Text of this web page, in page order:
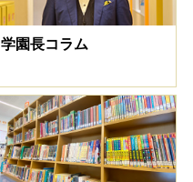
学園長コラム